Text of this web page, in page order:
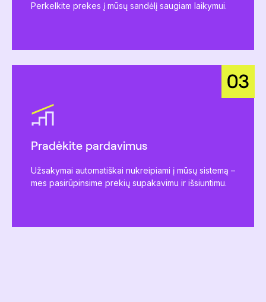
Perkelkite prekes į mūsų sandėlį saugiam laikymui.
Pradėkite pardavimus
Užsakymai automatiškai nukreipiami į mūsų sistemą –
mes pasirūpinsime prekių supakavimu ir išsiuntimu.